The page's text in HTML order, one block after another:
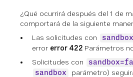
¿Qué ocurrirá después del 1 de
comportará de la siguiente
Las solicitudes con
error error 422 Parámetros
Solicitudes con
sandbox
parámetro)